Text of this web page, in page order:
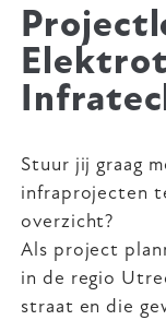
Stuur jij graag
infraprojecten
overzicht?
Als project
in de regio
straat en die